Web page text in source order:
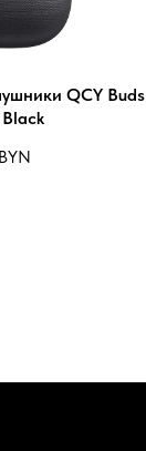
QCY Buds
BYN